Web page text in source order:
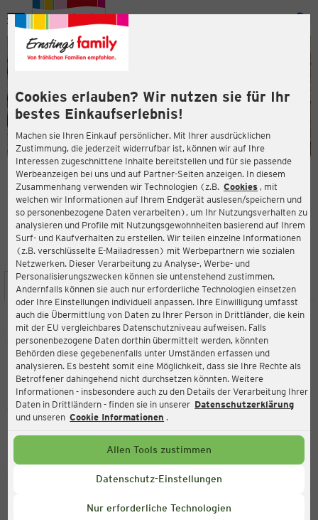
Cookies erlauben? Wir nutzen sie für Ihr
bestes Einkaufserlebnis!
Machen sie Ihren Einkauf persönlicher. Mit Ihrer ausdrücklichen
Zustimmung, die jederzeit widerrufbar ist, können wir auf Ihre
Interessen zugeschnittene Inhalte bereitstellen und für sie passende
Werbeanzeigen bei uns und auf Partner-Seiten anzeigen. In diesem
Zusammenhang verwenden wir Technologien (z.B. Cookies , mit
welchen wir Informationen auf Ihrem Endgerät auslesen/speichern und
so personenbezogene Daten verarbeiten), um Ihr Nutzungsverhalten zu
analysieren und Profile mit Nutzungsgewohnheiten basierend auf Ihrem
Surf- und Kaufverhalten zu erstellen. Wir teilen einzelne Informationen
(z.B. verschlüsselte E-Mailadressen) mit Werbepartnern wie sozialen
Netzwerken. Dieser Verarbeitung zu Analyse-, Werbe- und
Personalisierungszwecken können sie untenstehend zustimmen.
Andernfalls können sie auch nur erforderliche Technologien einsetzen
oder Ihre Einstellungen individuell anpassen. Ihre Einwilligung umfasst
auch die Übermittlung von Daten zu Ihrer Person in Drittländer, die kein
mit der EU vergleichbares Datenschutzniveau aufweisen. Falls
personenbezogene Daten dorthin übermittelt werden, könnten
Behörden diese gegebenenfalls unter Umständen erfassen und
analysieren. Es besteht somit eine Möglichkeit, dass sie Ihre Rechte als
Betroffener dahingehend nicht durchsetzen könnten. Weitere
Informationen - insbesondere auch zu den Details der Verarbeitung Ihrer
Daten in Drittländern - finden sie in unserer Datenschutzerklärung
und unseren Cookie Informationen .
Allen Tools zustimmen
Datenschutz-Einstellungen
Nur erforderliche Technologien
Menü
ERNSTING'S FAMILY FILIALE
Hauptstraße 25
66953 Pirmasens
4,3
Bewertung:
STANDORT SERVICES SORTIMENT AKTIONEN
Ernsting's family
Hauptstraße 25, 66953 Pirmasens
Aktuell:
Geöffnet
Service Hotline
Montag bis Freitag 8-18 Uhr